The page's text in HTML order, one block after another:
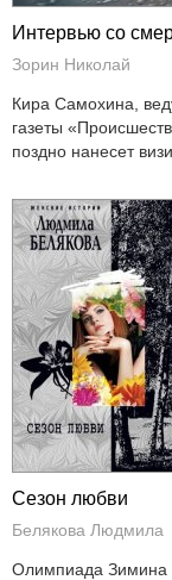
Интервью со
Зорин Николай
Кира Самохина,
газеты
поздно нанесет
Сезон любви
Белякова Людмила
Олимпиада Зимина